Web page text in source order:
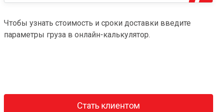
Чтобы узнать стоимость и сроки доставки введите
параметры груза в онлайн-калькулятор.
Стать клиентом